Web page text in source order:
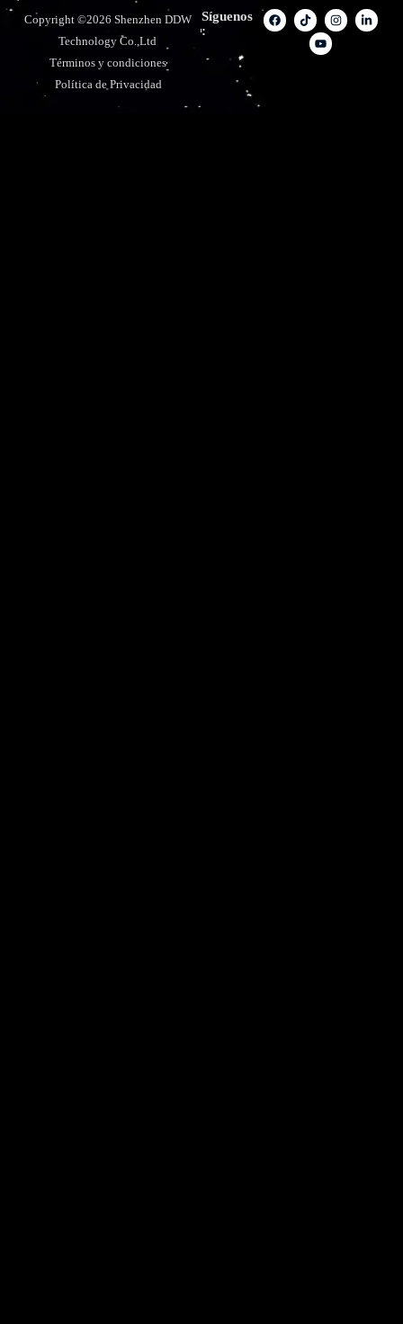
Copyright ©2026 Shenzhen DDW
Technology Co.,Ltd
Términos y condiciones
Política de Privacidad
Síguenos
: